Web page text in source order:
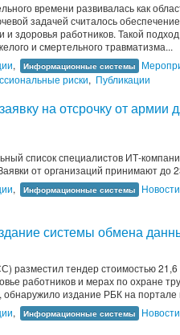
времени развивалась как
задачей считалось
здоровья работников. Такой
и смертельного травматизма...
, Информационные системы
риски, Публикации
на отсрочку от армии
список специалистов ИТ-
от организаций принимают до
, Информационные системы
Новости
системы обмена
разместил тендер стоимостью
работников и мерах по охране
издание РБК на портале
, Информационные системы
Новости